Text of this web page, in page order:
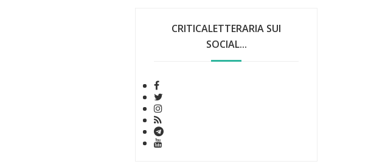
CRITICALETTERARIA SUI
SOCIAL...